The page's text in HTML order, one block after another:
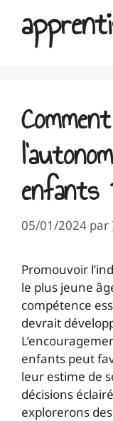
enfants
05/01/2024 par
Promouvoir
le plus jeune
compétence
devrait
enfants peut
leur estime de
décisions
explorerons